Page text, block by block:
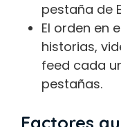
pestaña de
El orden en
historias,
feed cada
pestañas.
Factores